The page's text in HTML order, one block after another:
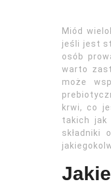
Miód
jeśli jest
osób
warto
może
krwi, co
takich jak
składniki